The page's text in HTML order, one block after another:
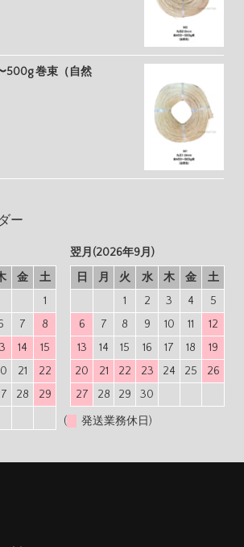
500g 巻束（自然
ー
金
土
1
7
8
14
15
21
22
28
29
翌月(2026年9月)
日
月 火 水 木 金
土
1
2 3 4
5
6
7 8 9 10 11
12
13
14 15 16 17 18
19
20
21 22 23 24 25
26
27
28 29 30
( 発送業務休日)